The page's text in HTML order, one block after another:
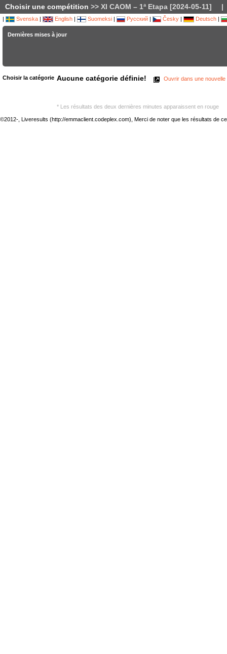
Choisir une compétition >> XI CAOM – 1ª Etapa [2024-05-11] |
| Svenska | English | Suomeksi | Русский | Česky | Deutsch |
Dernières mises à jour
Choisir la catégorie Aucune catégorie définie! Ouvrir dans une nouvelle
* Les résultats des deux dernières minutes apparaissent en rouge
©2012-, Liveresults (http://emmaclient.codeplex.com), Merci de noter que les résultats de